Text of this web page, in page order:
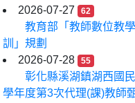
2026-07-27
62
教育部「教師數位教
訓」規劃
2026-07-28
55
彰化縣溪湖鎮湖西國
學年度第3次代理(課)教師